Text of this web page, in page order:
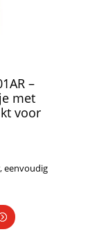
–
met
voor
eenvoudig